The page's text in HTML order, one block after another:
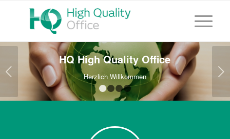
HQ High Quality Office
Herzlich Willkommen Weiter
1 2 3 4